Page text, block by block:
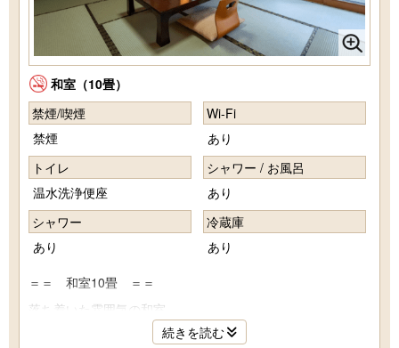
和室（10畳）
禁煙/喫煙
禁煙
Wi-Fi
あり
トイレ
温水洗浄便座
シャワー / お風呂
あり
シャワー
あり
冷蔵庫
あり
＝＝ 和室10畳 ＝＝
落ち着いた雰囲気の和室
全室バス・トイレ・冷暖房完備となっております。
続きを読む